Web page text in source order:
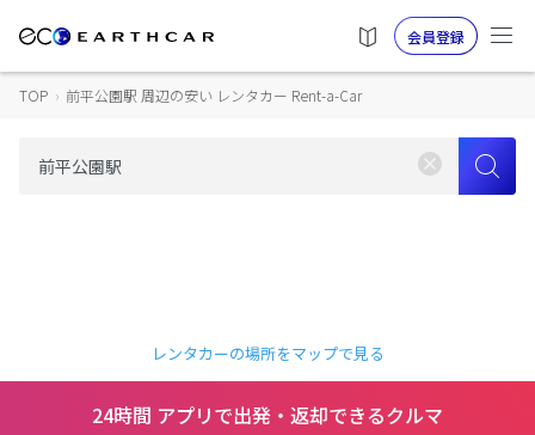
会員登録
TOP › 前平公園駅 周辺の安い レンタカー Rent-a-Car
レンタカーの場所をマップで見る
24時間 アプリで出発・返却できるクルマ